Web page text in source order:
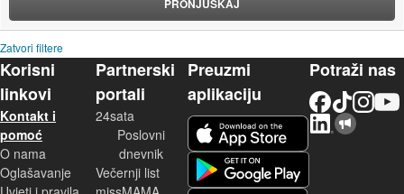
PRONJUŠKAJ
Zatvori filtere
Korisni
linkovi
Kontakt i
pomoć
O nama
Oglašavanje
Partnerski
portali
24sata
Poslovni
dnevnik
Večernji list
Preuzmi
aplikaciju
Potraži nas